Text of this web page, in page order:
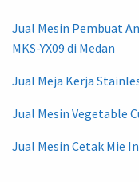
Jual Mesin Pembuat
MKS-YX09 di Medan
Jual Meja Kerja
Jual Mesin Vegetable
Jual Mesin Cetak Mie